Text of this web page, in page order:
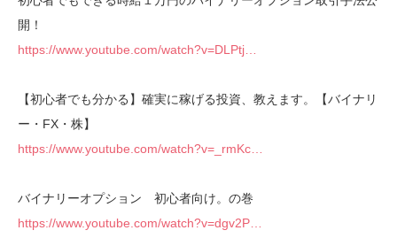
開！
https://www.youtube.com/watch?v=DLPtj…
【初心者でも分かる】確実に稼げる投資、教えます。【バイナリ
ー・FX・株】
https://www.youtube.com/watch?v=_rmKc…
バイナリーオプション 初心者向け。の巻
https://www.youtube.com/watch?v=dgv2P…